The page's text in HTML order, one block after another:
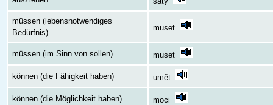
müssen (lebensnotwendiges
Bedürfnis)
muset
müssen (im Sinn von sollen) muset
können (die Fähigkeit haben) umět
können (die Möglichkeit haben) moci